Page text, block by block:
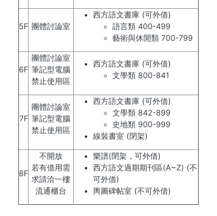
5F 團體討論室
西方語文書庫 (可外借)
語言類 400-499
藝術與休閒類 700-799
6F
團體討論室
筆記型電腦
禁止使用區
西方語文書庫 (可外借)
文學類 800-841
7F
團體討論室
筆記型電腦
禁止使用區
西方語文書庫 (可外借)
文學類 842-899
史地類 900-999
線裝書室 (閉架)
8F
不開放
若有借用需
求請洽一樓
流通櫃台
樂譜(閉架，可外借)
西方語文過期期刊區(A~Z) (不
可外借)
輿圖碑帖室 (不可外借)